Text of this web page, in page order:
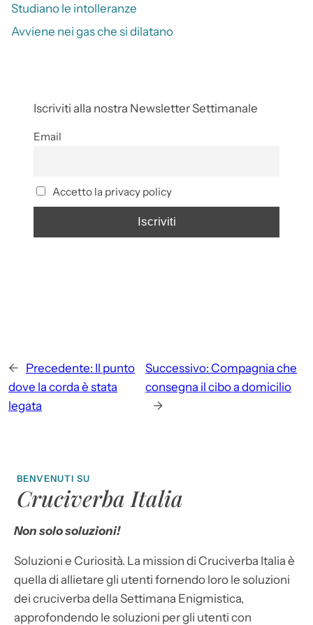
Studiano le intolleranze
Avviene nei gas che si dilatano
Iscriviti alla nostra Newsletter Settimanale
Email
Accetto la privacy policy
← Precedente: Il punto
dove la corda è stata
legata
Successivo: Compagnia che
consegna il cibo a domicilio
→
BENVENUTI SU
Cruciverba Italia
Non solo soluzioni!
Soluzioni e Curiosità. La mission di Cruciverba Italia è
quella di allietare gli utenti fornendo loro le soluzioni
dei cruciverba della Settimana Enigmistica,
approfondendo le soluzioni per gli utenti con